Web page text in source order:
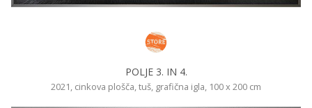
POLJE 3. IN 4.
2021, cinkova plošča, tuš, grafična igla, 100 x 200 cm